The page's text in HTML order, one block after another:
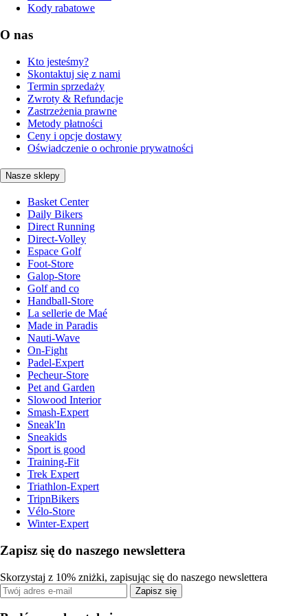
Kody rabatowe
O nas
Kto jesteśmy?
Skontaktuj się z nami
Termin sprzedaży
Zwroty & Refundacje
Zastrzeżenia prawne
Metody płatności
Ceny i opcje dostawy
Oświadczenie o ochronie prywatności
Nasze sklepy
Basket Center
Daily Bikers
Direct Running
Direct-Volley
Espace Golf
Foot-Store
Galop-Store
Golf and co
Handball-Store
La sellerie de Maé
Made in Paradis
Nauti-Wave
On-Fight
Padel-Expert
Pecheur-Store
Pet and Garden
Slowood Interior
Smash-Expert
Sneak'In
Sneakids
Sport is good
Training-Fit
Trek Expert
Triathlon-Expert
TripnBikers
Vélo-Store
Winter-Expert
Zapisz się do naszego newslettera
Skorzystaj z 10% zniżki, zapisując się do naszego newslettera
Zapisz się